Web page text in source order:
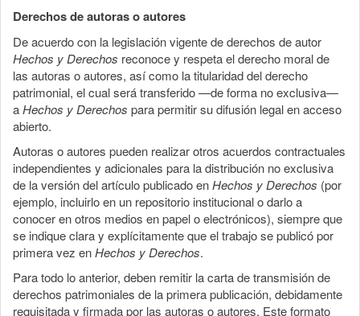
Derechos de autoras o autores
De acuerdo con la legislación vigente de derechos de autor
Hechos y Derechos reconoce y respeta el derecho moral de
las autoras o autores, así como la titularidad del derecho
patrimonial, el cual será transferido —de forma no exclusiva—
aHechos y Derechos para permitir su difusión legal en acceso
abierto.
Autoras o autores pueden realizar otros acuerdos contractuales
independientes y adicionales para la distribución no exclusiva
de la versión del artículo publicado enHechos y Derechos (por
ejemplo, incluirlo en un repositorio institucional o darlo a
conocer en otros medios en papel o electrónicos), siempre que
se indique clara y explícitamente que el trabajo se publicó por
primera vez enHechos y Derechos.
Para todo lo anterior, deben remitir la carta de transmisión de
derechos patrimoniales de la primera publicación, debidamente
requisitada y firmada por las autoras o autores. Este formato